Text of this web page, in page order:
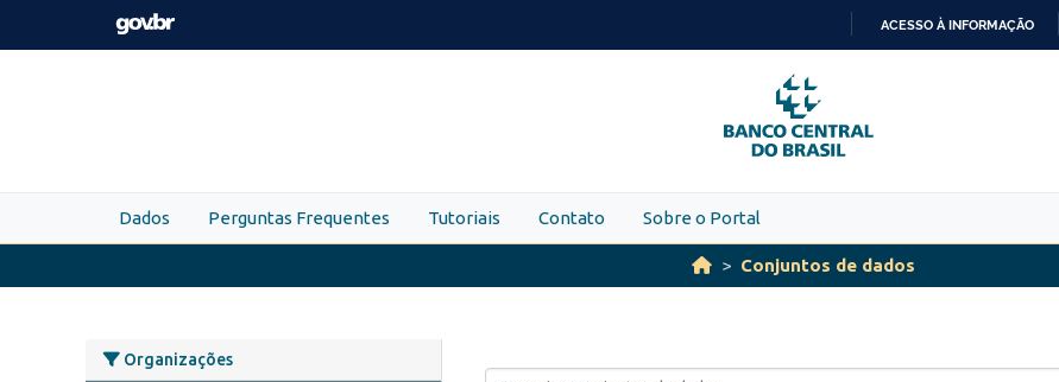
Skip to main content
PARA
O
CONTEÚDO
ACESSO À INFORMAÇÃO
Dados Perguntas Frequentes Tutoriais Contato Sobre o Portal
Conjuntos de dados
Organizações